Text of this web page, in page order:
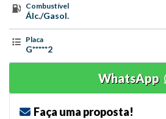
Combustível
Álc./Gasol.
Placa
G*****2
WhatsApp
Faça uma proposta!